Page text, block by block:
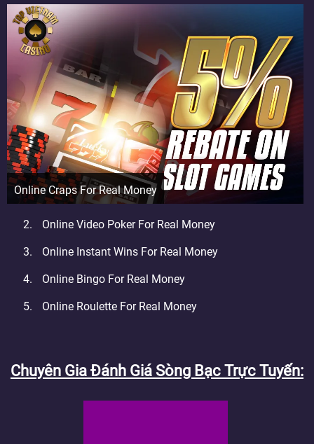
Online Craps For Real Money
Online Video Poker For Real Money
Online Instant Wins For Real Money
Online Bingo For Real Money
Online Roulette For Real Money
Chuyên Gia Đánh Giá Sòng Bạc Trực Tuyến